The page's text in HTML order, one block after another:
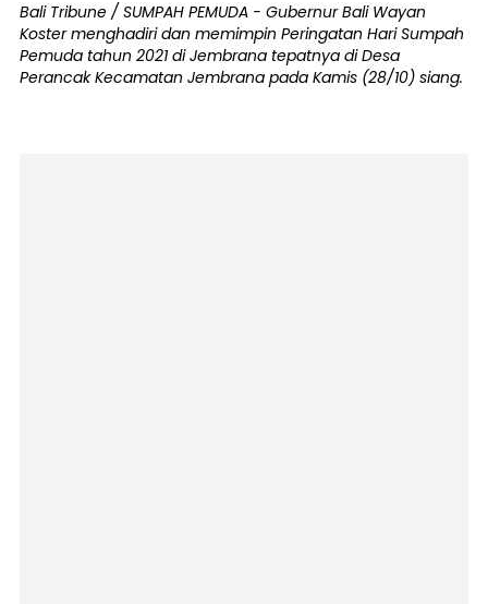
Bali Tribune / SUMPAH PEMUDA - Gubernur Bali Wayan
Koster menghadiri dan memimpin Peringatan Hari Sumpah
Pemuda tahun 2021 di Jembrana tepatnya di Desa
Perancak Kecamatan Jembrana pada Kamis (28/10) siang.